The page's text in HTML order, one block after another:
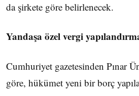
da şirkete göre belirlenecek.
Yandaşa özel vergi
Cumhuriyet gazetesinden Pınar
göre, hükümet yeni bir borç